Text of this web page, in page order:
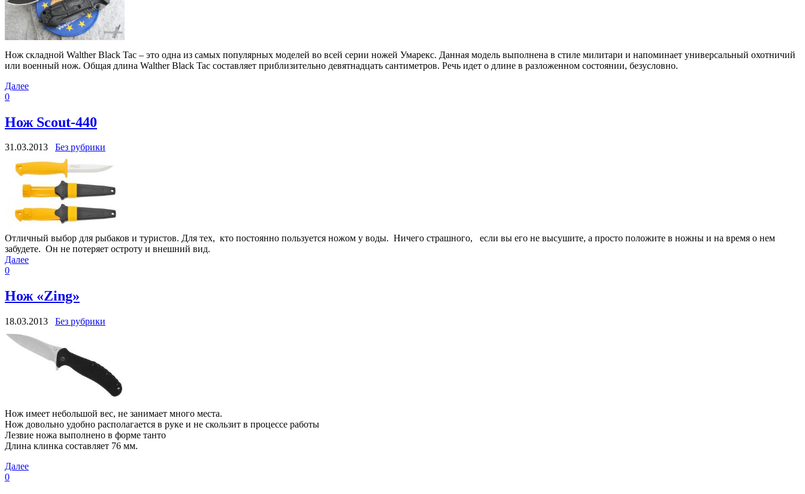
Нож складной Walther Black Tac – это одна из самых популярных моделей во всей серии ножей Умарекс. Данная модель выполнена в стиле милитари и напоминает универсальный охотничий
или военный нож. Общая длина Walther Black Tac составляет приблизительно девятнадцать сантиметров. Речь идет о длине в разложенном состоянии, безусловно.
Далее
0
Нож Scout-440
31.03.2013 Без рубрики
Отличный выбор для рыбаков и туристов. Для тех, кто постоянно пользуется ножом у воды. Ничего страшного, если вы его не высушите, а просто положите в ножны и на время о нем
забудете. Он не потеряет остроту и внешний вид.
Далее
0
Нож «Zing»
18.03.2013 Без рубрики
Нож имеет небольшой вес, не занимает много места.
Нож довольно удобно располагается в руке и не скользит в процессе работы
Лезвие ножа выполнено в форме танто
Длина клинка составляет 76 мм.
Далее
0